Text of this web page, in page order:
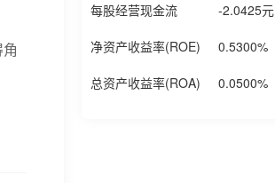
每股经营现金流 -2.0425元
净资产收益率(ROE) 0.5300%
总资产收益率(ROA) 0.0500%